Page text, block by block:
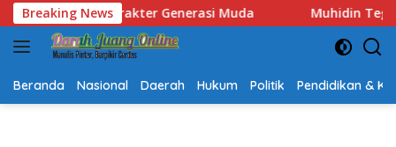
Langsung
ke
konten
Breaking News
Muhidin Tegaskan Penempatan Pejabat Kalsel Berbasis
Beranda Nasional Daerah Hukum Politik Pendidikan &